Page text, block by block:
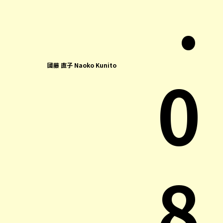
國藤 直子 Naoko Kunito
0